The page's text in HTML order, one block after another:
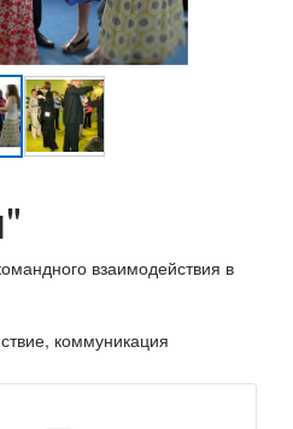
взаимодействия в
коммуникация